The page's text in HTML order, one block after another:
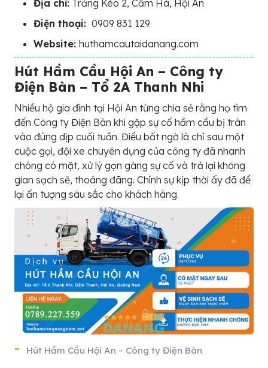
Địa chỉ: Trảng Kèo 2, Cẩm Hà, Hội An
Điện thoại: 0909 831 129
Website: huthamcautaidanang.com
Hút Hầm Cầu Hội An – Công ty
Điện Bàn – Tổ 2A Thanh Nhi
Nhiều hộ gia đình tại Hội An từng chia sẻ rằng họ tìm
đến Công ty Điện Bàn khi gặp sự cố hầm cầu bị tràn
vào đúng dịp cuối tuần. Điều bất ngờ là chỉ sau một
cuộc gọi, đội xe chuyên dụng của công ty đã nhanh
chóng có mặt, xử lý gọn gàng sự cố và trả lại không
gian sạch sẽ, thoáng đãng. Chính sự kịp thời ấy đã để
lại ấn tượng sâu sắc cho khách hàng.
Hút Hầm Cầu Hội An – Công ty Điện Bàn